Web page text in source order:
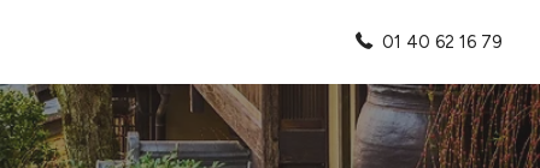
01 40 62 16 79